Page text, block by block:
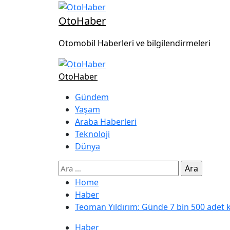
OtoHaber
Otomobil Haberleri ve bilgilendirmeleri
OtoHaber
Gündem
Yaşam
Araba Haberleri
Teknoloji
Dünya
Home
Haber
Teoman Yıldırım: Günde 7 bin 500
Haber